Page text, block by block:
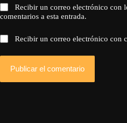
Recibir un correo electrónico con
comentarios a esta entrada.
Recibir un correo electrónico con
Publicar el comentario